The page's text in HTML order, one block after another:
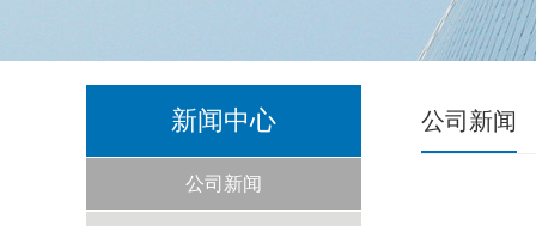
新闻中心
公司新闻
公司新闻